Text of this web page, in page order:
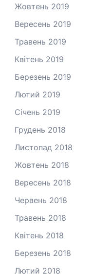
Жовтень 2019
Вересень 2019
Травень 2019
Квітень 2019
Березень 2019
Лютий 2019
Січень 2019
Грудень 2018
Листопад 2018
Жовтень 2018
Вересень 2018
Червень 2018
Травень 2018
Квітень 2018
Березень 2018
Лютий 2018